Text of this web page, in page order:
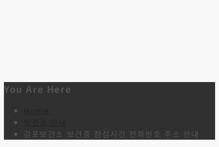
You Are Here
김포보건소 보건증 점심시간 전화번호 주소 안내